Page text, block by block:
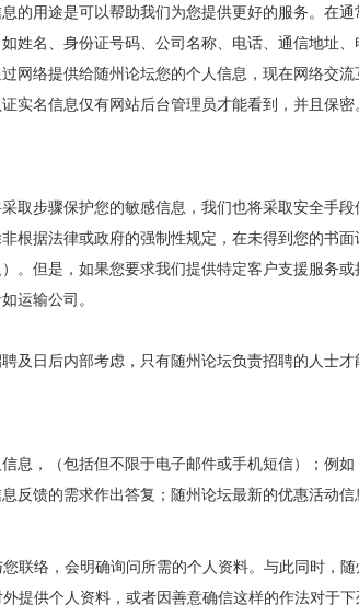
的用途是可以帮助我们为您提供更好的服务。在
姓名、身份证号码、公司名称、电话、通信地址
网络提供给随州论坛您的个人信息，现在网络交
实名信息仅有网站后台管理员才能看到，并且保密
取步骤保护您的敏感信息，我们也将采取安全手
根据法律或政府的强制性规定，在未得到您的书
。但是，如果您要求我们提供特定客户支援服务
运输公司。
及日后内部考虑，只有随州论坛负责招聘的人士
息，（包括但不限于电子邮件或手机短信）；例
反馈的需求作出答复；随州论坛最新的优惠活动信
联络，会明确询问所需的个人资料。与此同时，随
提供个人资料，或者因善意确信这样的作法对于下